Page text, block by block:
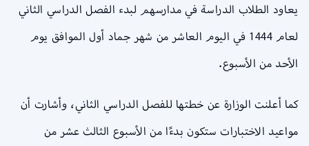
يعاود الطلاب الدراسة في مدارسهم لبدء الفصل الدراسي الثاني
لعام 1444 في اليوم العاشر من شهر جماد أول الموافق يوم
الأحد من الأسبوع.
كما أعلنت الوزارة عن خطتها للفصل الدراسي الثاني، وأشارت أن
مواعيد الاختبارات ستكون بدءًا من الأسبوع الثالث عشر من